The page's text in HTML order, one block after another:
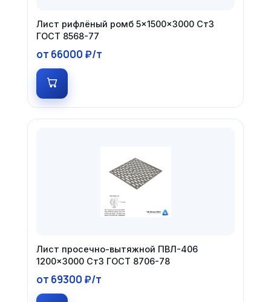
Лист рифлёный ромб 5×1500×3000 Ст3
ГОСТ 8568-77
от 66000 ₽/т
Лист просечно-вытяжной ПВЛ-406
1200×3000 Ст3 ГОСТ 8706-78
от 69300 ₽/т